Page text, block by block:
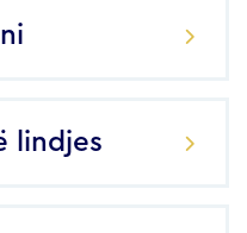
lindjes